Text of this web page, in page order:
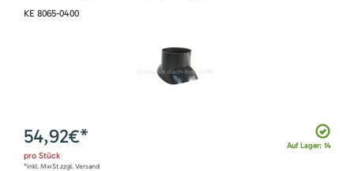
KE 8065-0400
Auf Lager: 14
54,92€*
pro Stück
*inkl. MwSt zzgl. Versand